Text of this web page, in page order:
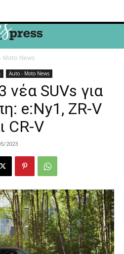
Moto News
Auto - Moto News
νέα SUVs για
e:Ny1, ZR-V
CR-V
2023